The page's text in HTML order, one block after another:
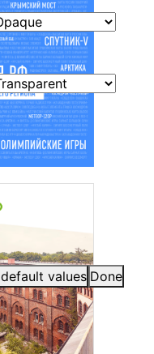
values Done